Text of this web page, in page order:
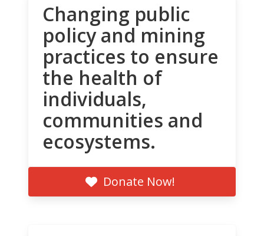
Changing public
policy and mining
practices to ensure
the health of
individuals,
communities and
ecosystems.
Donate Now!